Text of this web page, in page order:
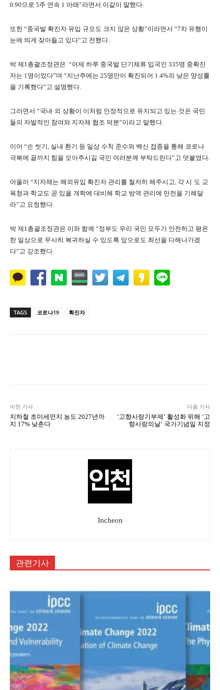
0.90으로 5주 연속 1 아래”라면서 이같이 말했다.
또한 “중국발 확진자 유입 규모도 크지 않은 상황”이라면서 “7차 유행이
눈에 띄게 잦아들고 있다”고 전했다.
박 제1총괄조정관은 “어제 하루 중국발 단기체류 입국인 335명 중확진
자는 1명이었다”며 “지난주에는 25명만이 확진되어 1.4%의 낮은 양성률
을 기록했다”고 설명했다.
그러면서 “국내·외 상황이 이처럼 안정적으로 유지되고 있는 것은 국민
들의 자발적인 참여와 지자체 협조 덕분”이라고 말했다.
이어 “손 씻기, 실내 환기 등 일상 수칙 준수와 백신 접종을 통해 코로나
극복에 끝까지 힘을 모아주시길 국민 여러분께 부탁드린다”고 덧붙였다.
아울러 “지자체는 해외유입 확진자 관리를 철저히 해주시고, 각 시·도 교
육청과 학교도 곧 있을 개학에 대비해 학교 방역 관리에 만전을 기해달
라”고 요청했다.
박 제1총괄조정관은 이와 함께 “정부도 우리 국민 모두가 안전하고 평온
한 일상으로 무사히 복귀하실 수 있도록 앞으로도 최선을 다해나가겠
다”고 강조했다.
TAGS 코로나19 확진자
이전 기사
지하철 초미세먼지 농도 2027년까
지 17% 낮춘다
다음 기사
‘고향사랑기부제’ 활성화 위해 ‘고
향사랑의날’ 국가기념일 지정
Incheon
관련기사